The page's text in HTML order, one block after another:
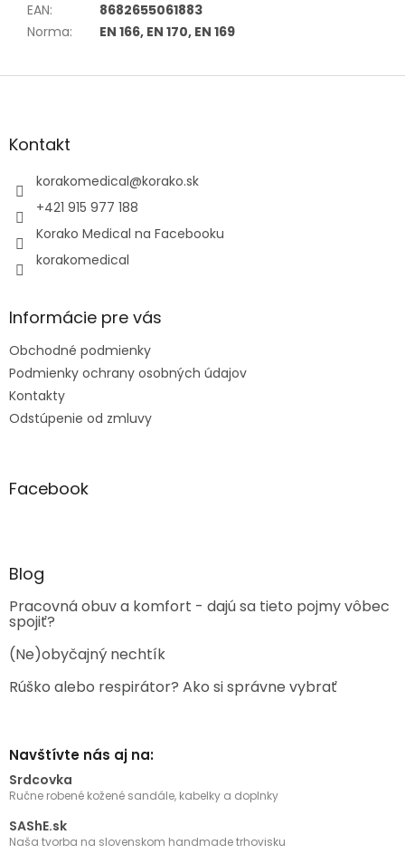
EAN:
8682655061883
Norma: EN 166, EN 170, EN 169
Z
äKontakt
korakomedical@korako.sk
+421 915 977 188
Korako Medical na Facebooku
korakomedical
Informácie pre vás
Obchodné podmienky
Podmienky ochrany osobných údajov
Kontakty
Odstúpenie od zmluvy
Facebook
Blog
Pracovná obuv a komfort - dajú sa tieto pojmy vôbec
spojiť?
(Ne)obyčajný nechtík
Rúško alebo respirátor? Ako si správne vybrať
Navštívte nás aj na:
Srdcovka
Ručne robené kožené sandále, kabelky a doplnky
SAShE.sk
Naša tvorba na slovenskom handmade trhovisku